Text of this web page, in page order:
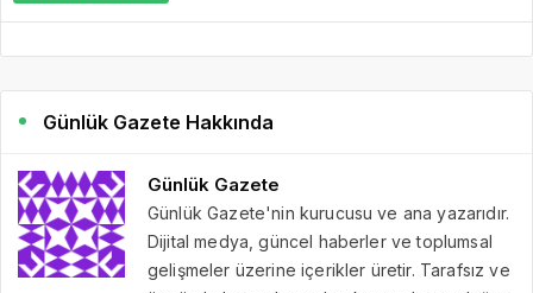
Günlük Gazete Hakkında
Günlük Gazete
Günlük Gazete'nin kurucusu ve ana yazarıdır.
Dijital medya, güncel haberler ve toplumsal
gelişmeler üzerine içerikler üretir. Tarafsız ve